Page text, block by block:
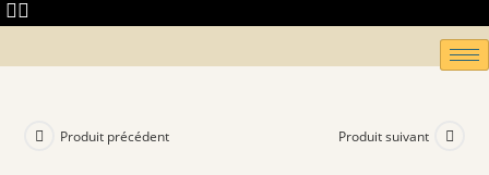
Produit précédent Produit suivant